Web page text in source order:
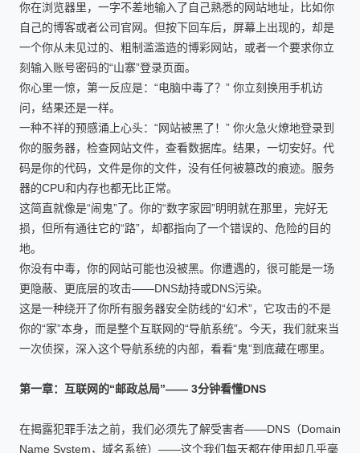
你在浏览器里，一字不差地输入了自己熟悉的网站地址，比如你
自己的博客或者公司官网。但按下回车后，屏幕上出现的，却是
一个你从未见过的、粗制滥滥造的博彩网站，或者一个要求你立
刻输入账号密码的“山寨”登录页面。
你心里一惊，第一反应是：“电脑中毒了？” 你立刻换用手机访
问，结果还是一样。
一种不祥的预感涌上心头：“网站被黑了！” 你火急火燎地登录到
你的服务器，检查网站文件，查看数据库。结果，一切安好。代
码是你的代码，文件是你的文件，没有任何被篡改的痕迹。服务
器的CPU和内存也都无比正常。
这简直就像是“闹鬼”了。你的“数字家园”明明就在那里，完好无
损，但所有通往它的“路”，却都指向了一个错误的、危险的目的
地。
你没有中毒，你的网站可能也没被黑。你遭遇的，很可能是一场
更隐蔽、更底层的攻击——DNS劫持或DNS污染。
这是一种绕开了你所有服务器安全防线的“幻术”，它攻击的不是
你的“家”本身，而是整个互联网的“导航系统”。今天，我们就来当
一次侦探，深入这个导航系统的内部，看看“鬼”到底藏在哪里。
第一章：互联网的“邮政总局”—— 3分钟看懂DNS
在揭露犯罪手法之前，我们必须先了解受害者——DNS（Domain
Name System，域名系统）——这个我们每天都在使用却几乎毫